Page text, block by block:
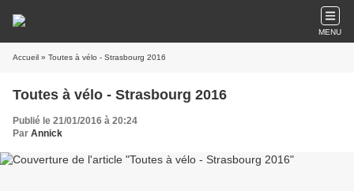
MENU
Accueil » Toutes à vélo - Strasbourg 2016
Toutes à vélo - Strasbourg 2016
Publié le 21/01/2016 à 20:24
Par Annick